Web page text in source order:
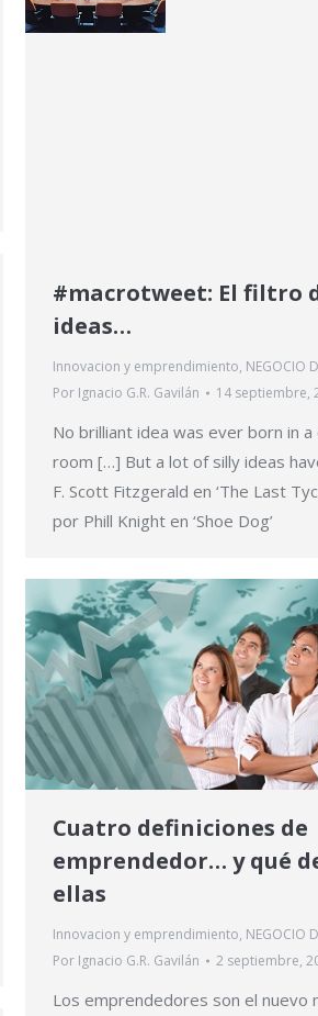
#macrotweet: El filtro
ideas…
Innovacion y emprendimiento, NEGOCIO
Por Ignacio G.R. Gavilán 14 septiembre,
No brilliant idea was ever born in a
room […] But a lot of silly ideas
F. Scott Fitzgerald en ‘The Last
por Phill Knight en ‘Shoe Dog’
Cuatro definiciones de
emprendedor… y qué
ellas
Innovacion y emprendimiento, NEGOCIO
Por Ignacio G.R. Gavilán 2 septiembre,
Los emprendedores son el nuevo